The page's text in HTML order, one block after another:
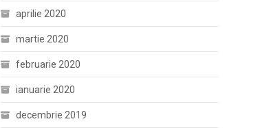
aprilie 2020
martie 2020
februarie 2020
ianuarie 2020
decembrie 2019